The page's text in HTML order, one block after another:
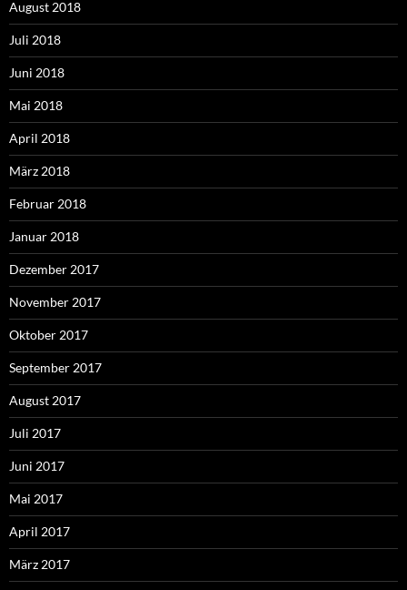
August 2018
Juli 2018
Juni 2018
Mai 2018
April 2018
März 2018
Februar 2018
Januar 2018
Dezember 2017
November 2017
Oktober 2017
September 2017
August 2017
Juli 2017
Juni 2017
Mai 2017
April 2017
März 2017